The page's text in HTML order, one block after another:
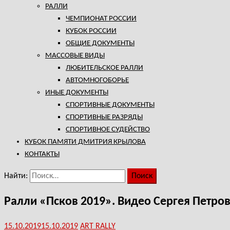
РАЛЛИ
ЧЕМПИОНАТ РОССИИ
КУБОК РОССИИ
ОБЩИЕ ДОКУМЕНТЫ
МАССОВЫЕ ВИДЫ
ЛЮБИТЕЛЬСКОЕ РАЛЛИ
АВТОМНОГОБОРЬЕ
ИНЫЕ ДОКУМЕНТЫ
СПОРТИВНЫЕ ДОКУМЕНТЫ
СПОРТИВНЫЕ РАЗРЯДЫ
СПОРТИВНОЕ СУДЕЙСТВО
КУБОК ПАМЯТИ ДМИТРИЯ КРЫЛОВА
КОНТАКТЫ
Найти:
Ралли «Псков 2019». Видео Сергея
15.10.201915.10.2019 ART RALLY